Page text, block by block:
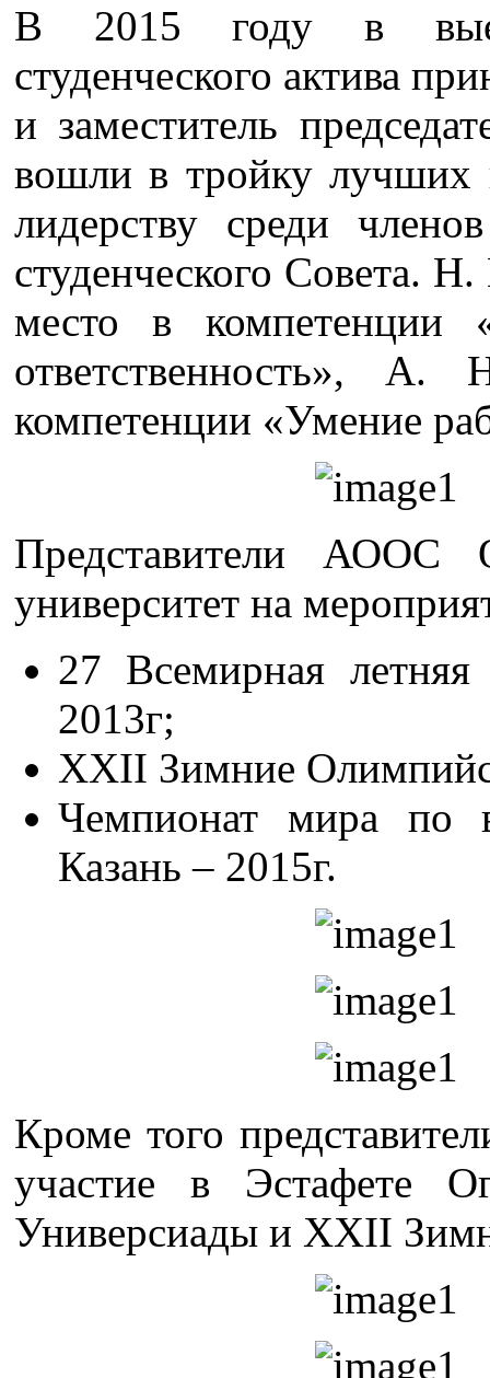
В 2015 году в
студенческого актива
и заместитель
вошли в тройку лучших
лидерству среди
студенческого Совета.
место в компетенции
ответственность»,
компетенции «Умение
Представители АООС
университет на
27 Всемирная
2013г;
XXII Зимние
Чемпионат мира по
Казань – 2015г.
Кроме того
участие в Эстафете
Универсиады и XXII